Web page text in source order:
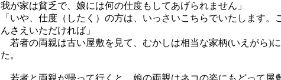
我が家は貧乏で、娘には何の仕度もしてあげられません」
「いや、仕度（したく）の方は、いっさいこちらでいたします。
んさえいただければ」
若者の両親は古い屋敷を見て、むかしは相当な家柄(いえがら)
た。
若者と両親が帰って行くと、娘の両親はネコの姿にもどって屋